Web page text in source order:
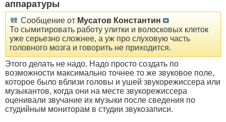
аппаратуры
Сообщение от Мусатов Константин
То сымитировать работу улитки и волосковых клеток
уже серьезно сложнее, а уж про слуховую часть
головного мозга и говорить не приходится.
Этого делать не надо. Надо просто создать по
возможности максимально точнее то же звуковое поле,
которое было вблизи головы и ушей звукорежиссера или
музыкантов, когда они на месте звукорежиссера
оценивали звучание их музыки после сведения по
студийным мониторам в студии звукозаписи.